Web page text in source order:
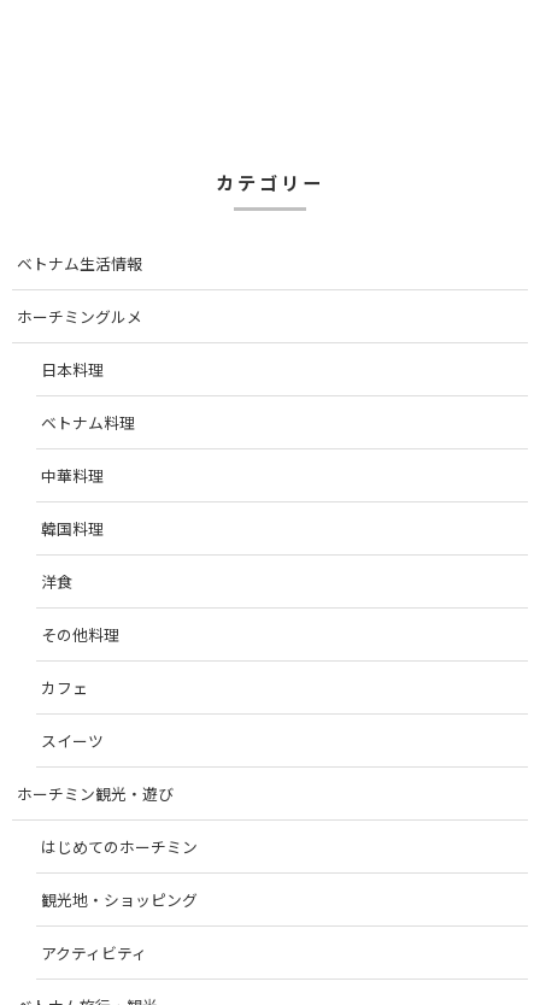
カテゴリー
ベトナム生活情報
ホーチミングルメ
日本料理
ベトナム料理
中華料理
韓国料理
洋食
その他料理
カフェ
スイーツ
ホーチミン観光・遊び
はじめてのホーチミン
観光地・ショッピング
アクティビティ